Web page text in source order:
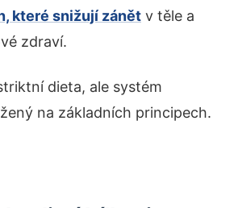
které snižují zánět v těle a
zdraví.
dieta, ale systém
na základních principech.